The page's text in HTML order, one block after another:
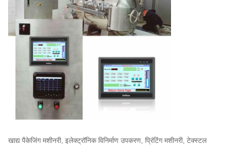
खाद्य पैकेजिंग मशीनरी, इलेक्ट्रॉनिक विनिर्माण उपकरण, प्रिंटिंग मशीनरी, टेक्स्टल